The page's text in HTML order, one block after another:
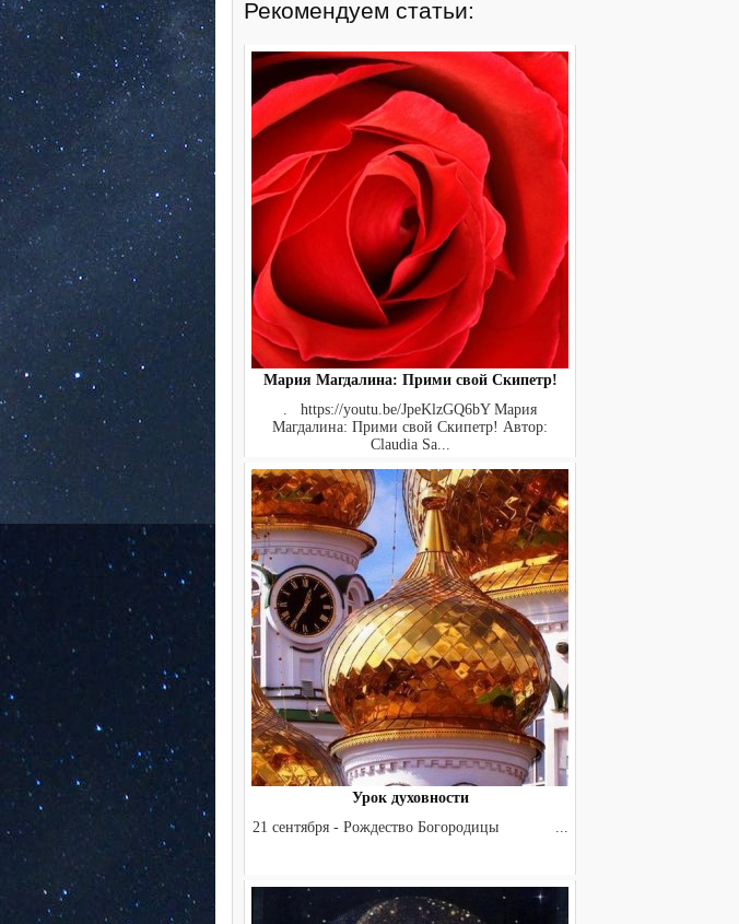
Рекомендуем статьи:
Мария Магдалина: Прими свой Скипетр!
. https://youtu.be/JpeKlzGQ6bY Мария
Магдалина: Прими свой Скипетр! Автор:
Claudia Sa...
Урок духовности
21 сентября - Рождество Богородицы ...